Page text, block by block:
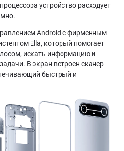
устройство расходует
Android с фирменным
Ella, который помогает
искать информацию и
В экран встроен сканер
быстрый и